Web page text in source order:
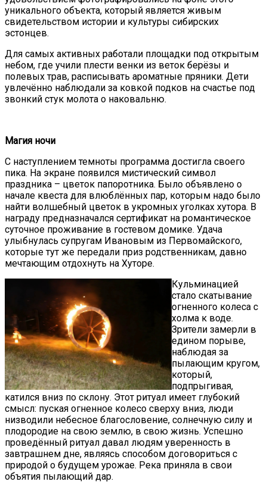
уникального объекта, который является живым
свидетельством истории и культуры сибирских
эстонцев.
Для самых активных работали площадки под открытым
небом, где учили плести венки из веток берёзы и
полевых трав, расписывать ароматные пряники. Дети
увлечённо наблюдали за ковкой подков на счастье под
звонкий стук молота о наковальню.
Магия ночи
С наступлением темноты программа достигла своего
пика. На экране появился мистический символ
праздника – цветок папоротника. Было объявлено о
начале квеста для влюблённых пар, которым надо было
найти волшебный цветок в укромных уголках хутора. В
награду предназначался сертификат на романтическое
суточное проживание в гостевом домике. Удача
улыбнулась супругам Ивановым из Первомайского,
которые тут же передали приз родственникам, давно
мечтающим отдохнуть на Хуторе.
Кульминацией
стало скатывание
огненного колеса с
холма к воде.
Зрители замерли в
едином порыве,
наблюдая за
пылающим кругом,
который,
подпрыгивая,
катился вниз по склону. Этот ритуал имеет глубокий
смысл: пуская огненное колесо сверху вниз, люди
низводили небесное благословение, солнечную силу и
плодородие на свою землю, в свою жизнь. Успешно
проведённый ритуал давал людям уверенность в
завтрашнем дне, являясь способом договориться с
природой о будущем урожае. Река приняла в свои
объятия пылающий дар.